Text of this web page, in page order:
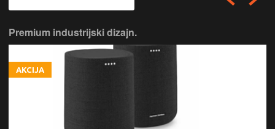
Premium industrijski dizajn.
AKCIJA